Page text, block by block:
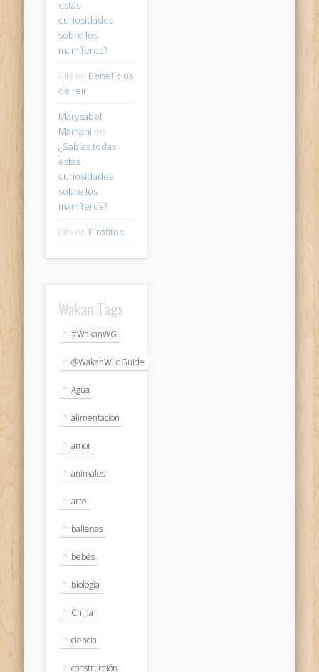
estas
curiosidades
sobre los
mamíferos?
Riki en Beneficios
de reir
Marysabel
Mamani en
¿Sabías todas
estas
curiosidades
sobre los
mamíferos?
lala en Pirófitos
Wakan Tags
#WakanWG
@WakanWildGuide
Agua
alimentación
amor
animales
arte
ballenas
bebés
biologia
China
ciencia
construcción